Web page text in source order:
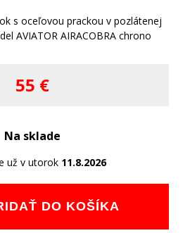
s oceľovou prackou v pozlátenej
AVIATOR AIRACOBRA chrono
55 €
Na sklade
už v utorok 11.8.2026
DO KOŠÍKA